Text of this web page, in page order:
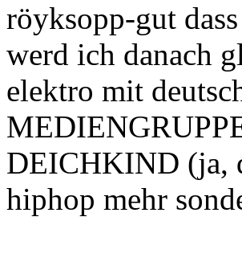
röyksopp-gut
werd ich danach
elektro mit
DEICHKIND (ja,
hiphop mehr